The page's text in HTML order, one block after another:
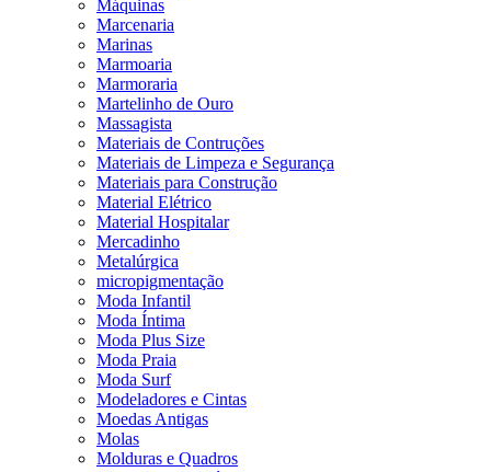
Máquinas
Marcenaria
Marinas
Marmoaria
Marmoraria
Martelinho de Ouro
Massagista
Materiais de Contruções
Materiais de Limpeza e Segurança
Materiais para Construção
Material Elétrico
Material Hospitalar
Mercadinho
Metalúrgica
micropigmentação
Moda Infantil
Moda Íntima
Moda Plus Size
Moda Praia
Moda Surf
Modeladores e Cintas
Moedas Antigas
Molas
Molduras e Quadros